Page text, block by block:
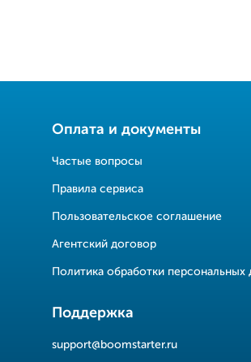
Оплата и документы
Частые вопросы
Правила сервиса
Пользовательское соглашение
Агентский договор
Политика обработки персональных
Поддержка
support@boomstarter.ru